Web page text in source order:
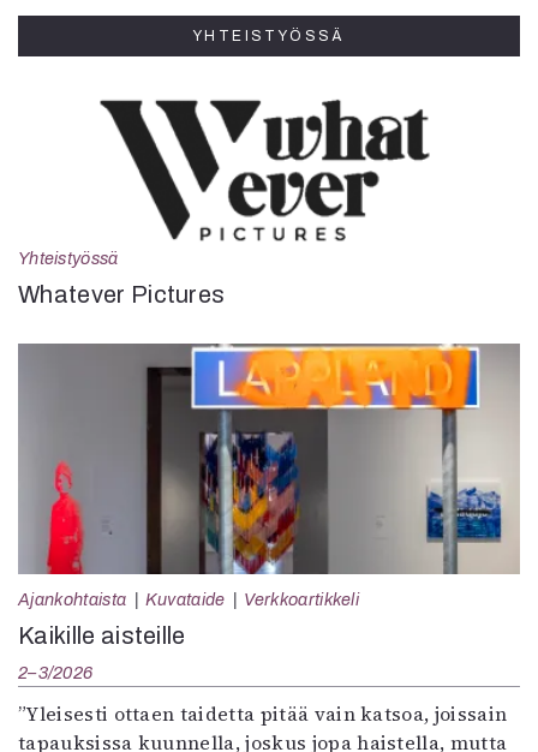
YHTEISTYÖSSÄ
Yhteistyössä
Whatever Pictures
Ajankohtaista Kuvataide Verkkoartikkeli
Kaikille aisteille
2–3/2026
”Yleisesti ottaen taidetta pitää vain katsoa, joissain
tapauksissa kuunnella, joskus jopa haistella, mutta